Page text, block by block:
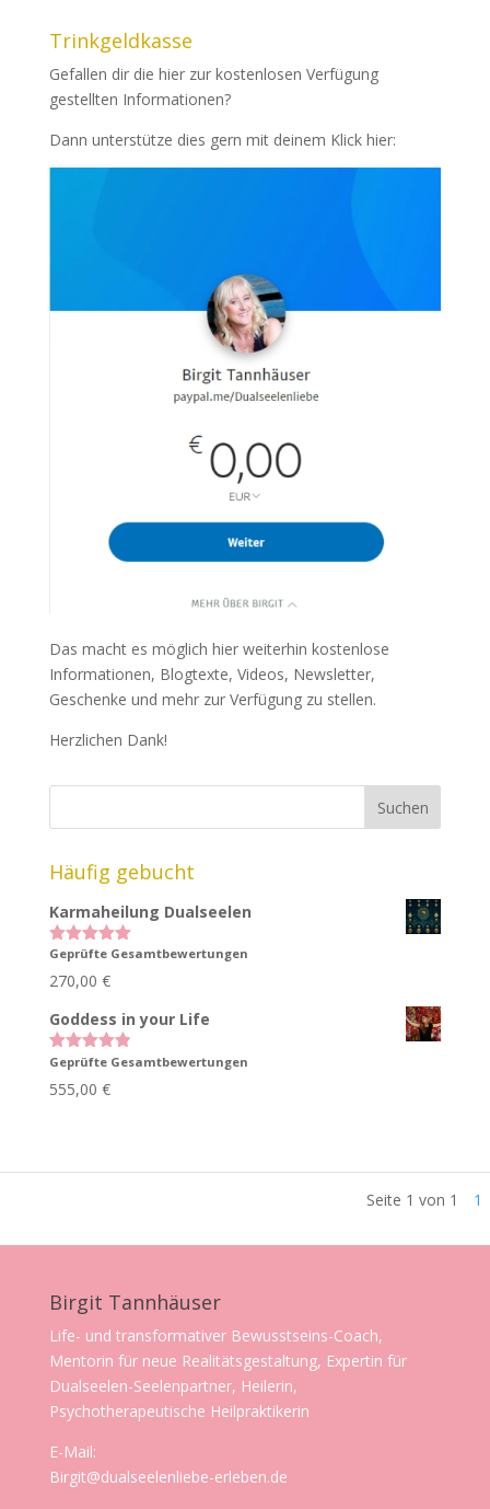
Trinkgeldkasse
Gefallen dir die hier zur kostenlosen Verfügung
gestellten Informationen?
Dann unterstütze dies gern mit deinem Klick hier:
Das macht es möglich hier weiterhin kostenlose
Informationen, Blogtexte, Videos, Newsletter,
Geschenke und mehr zur Verfügung zu stellen.
Herzlichen Dank!
Häufig gebucht
Karmaheilung Dualseelen
Bewertet
von 5
Geprüfte Gesamtbewertungen
270,00 €
Goddess in your Life
Bewertet
von 5
Geprüfte Gesamtbewertungen
555,00 €
Seite 1 von 1 1
Birgit Tannhäuser
Life- und transformativer Bewusstseins-Coach,
Mentorin für neue Realitätsgestaltung, Expertin für
Dualseelen-Seelenpartner, Heilerin,
Psychotherapeutische Heilpraktikerin
E-Mail:
Birgit@dualseelenliebe-erleben.de